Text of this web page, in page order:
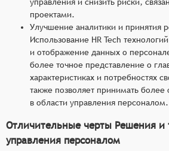
проектами.
Улучшение аналитики и принятия
Использование HR Tech
и отображение данных о
более точное представление о
характеристиках и потребностях
также позволяет принимать
в области управления персоналом.
Отличительные черты Решения и
управления персоналом